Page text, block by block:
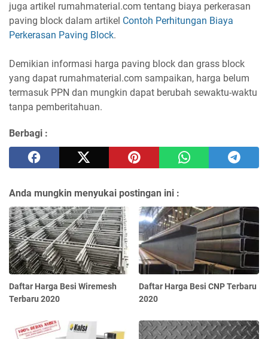
juga artikel rumahmaterial.com tentang biaya perkerasan
paving block dalam artikel Contoh Perhitungan Biaya
Perkerasan Paving Block.
Demikian informasi harga paving block dan grass block
yang dapat rumahmaterial.com sampaikan, harga belum
termasuk PPN dan mungkin dapat berubah sewaktu-waktu
tanpa pemberitahuan.
Berbagi :
Anda mungkin menyukai postingan ini :
Daftar Harga Besi Wiremesh
Terbaru 2020
Daftar Harga Besi CNP Terbaru
2020